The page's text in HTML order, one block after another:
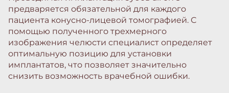
предваряется обязательной для каждого
пациента конусно-лицевой томографией. С
помощью полученного трехмерного
изображения челюсти специалист определяет
оптимальную позицию для установки
имплантатов, что позволяет значительно
снизить возможность врачебной ошибки.